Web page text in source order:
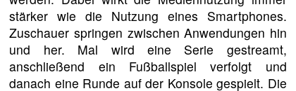
stärker wie die Nutzung eines Smartphones.
Zuschauer springen zwischen Anwendungen hin
und her. Mal wird eine Serie gestreamt,
anschließend ein Fußballspiel verfolgt und
danach eine Runde auf der Konsole gespielt. Die